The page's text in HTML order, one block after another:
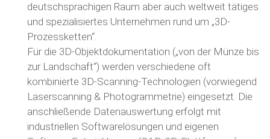
deutschsprachigen Raum aber auch weltweit tätiges
und spezialisiertes Unternehmen rund um „3D-
Prozessketten“.
Für die 3D-Objektdokumentation („von der Münze bis
zur Landschaft“) werden verschiedene oft
kombinierte 3D-Scanning-Technologien (vorwiegend
Laserscanning & Photogrammetrie) eingesetzt. Die
anschließende Datenauswertung erfolgt mit
industriellen Softwarelösungen und eigenen